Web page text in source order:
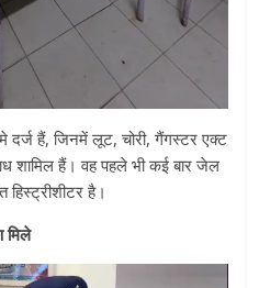
हैं, जिनमें लूट, चोरी, गैंगस्टर एक्ट
शामिल हैं। वह पहले भी कई बार जेल
है।
मिले